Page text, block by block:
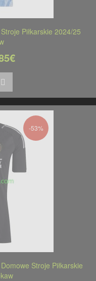
Piłkarskie 2024/25
-53%
Stroje Piłkarskie